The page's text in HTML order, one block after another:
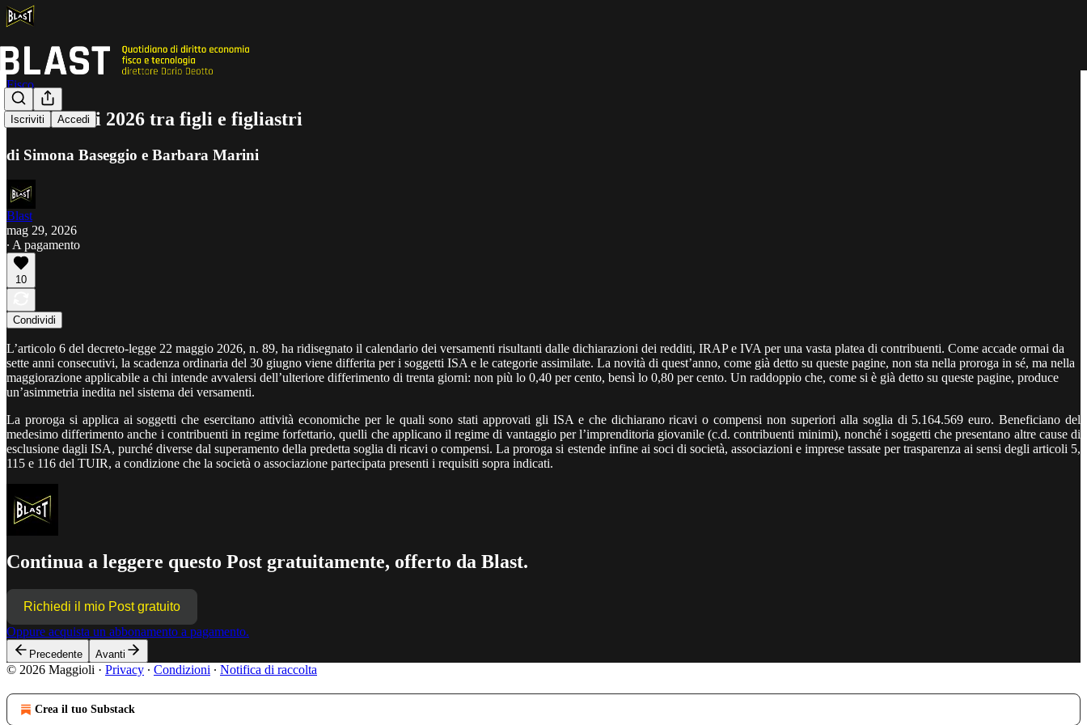
Iscriviti Accedi
Fisco
Versamenti 2026 tra figli e figliastri
di Simona Baseggio e Barbara Marini
Blast
mag 29, 2026
∙ A pagamento
10
Condividi
L’articolo 6 del decreto-legge 22 maggio 2026, n. 89, ha ridisegnato il calendario dei versamenti risultanti dalle dichiarazioni dei redditi, IRAP e IVA per una vasta platea di contribuenti. Come accade ormai da
sette anni consecutivi, la scadenza ordinaria del 30 giugno viene differita per i soggetti ISA e le categorie assimilate. La novità di quest’anno, come già detto su queste pagine, non sta nella proroga in sé, ma nella
maggiorazione applicabile a chi intende avvalersi dell’ulteriore differimento di trenta giorni: non più lo 0,40 per cento, bensì lo 0,80 per cento. Un raddoppio che, come si è già detto su queste pagine, produce
un’asimmetria inedita nel sistema dei versamenti.
La proroga si applica ai soggetti che esercitano attività economiche per le quali sono stati approvati gli ISA e che dichiarano ricavi o compensi non superiori alla soglia di 5.164.569 euro. Beneficiano del
medesimo differimento anche i contribuenti in regime forfettario, quelli che applicano il regime di vantaggio per l’imprenditoria giovanile (c.d. contribuenti minimi), nonché i soggetti che presentano altre cause di
esclusione dagli ISA, purché diverse dal superamento della predetta soglia di ricavi o compensi. La proroga si estende infine ai soci di società, associazioni e imprese tassate per trasparenza ai sensi degli articoli 5,
115 e 116 del TUIR, a condizione che la società o associazione partecipata presenti i requisiti sopra indicati.
Continua a leggere questo Post gratuitamente, offerto da Blast.
Richiedi il mio Post gratuito
Oppure acquista un abbonamento a pagamento.
Precedente Avanti
© 2026 Maggioli · Privacy ∙ Condizioni ∙ Notifica di raccolta
Crea il tuo Substack